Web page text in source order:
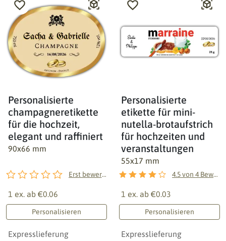
Personalisierte
champagneretikette
für die hochzeit,
elegant und raffiniert
90x66 mm
Erst bewerten!
1 ex. ab €0.06
Personalisieren
Expresslieferung
Personalisierte
etikette für mini-
nutella-brotaufstrich
für hochzeiten und
veranstaltungen
55x17 mm
4.5von4 Bewertungen
1 ex. ab €0.03
Personalisieren
Expresslieferung